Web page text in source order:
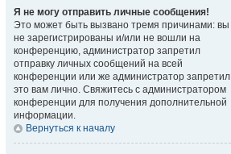
Я не могу отправить личные сообщения!
Это может быть вызвано тремя причинами: вы
не зарегистрированы и/или не вошли на
конференцию, администратор запретил
отправку личных сообщений на всей
конференции или же администратор запретил
это вам лично. Свяжитесь с администратором
конференции для получения дополнительной
информации.
Вернуться к началу